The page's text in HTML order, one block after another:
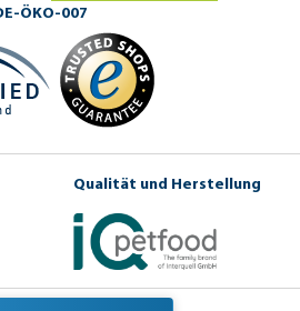
ÖKO-007
Qualität und Herstellung